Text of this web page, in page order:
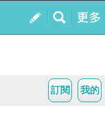
我的
訂閱